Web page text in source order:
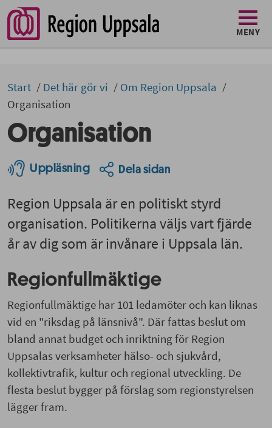
MENY
Start Det här gör vi
Om Region Uppsala
Organisation
Organisation
Uppläsning Dela sidan
Region Uppsala är en politiskt styrd
organisation. Politikerna väljs vart fjärde
år av dig som är invånare i Uppsala län.
Regionfullmäktige
Regionfullmäktige har 101 ledamöter och kan liknas
vid en "riksdag på länsnivå". Där fattas beslut om
bland annat budget och inriktning för Region
Uppsalas verksamheter hälso- och sjukvård,
kollektivtrafik, kultur och regional utveckling. De
flesta beslut bygger på förslag som regionstyrelsen
lägger fram.